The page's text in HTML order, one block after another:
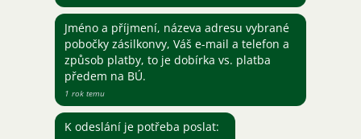
Jméno a příjmení, názeva adresu vybrané
pobočky zásilkonvy, Váš e-mail a telefon a
způsob platby, to je dobírka vs. platba
předem na BÚ.
1 rok temu
K odeslání je potřeba poslat: